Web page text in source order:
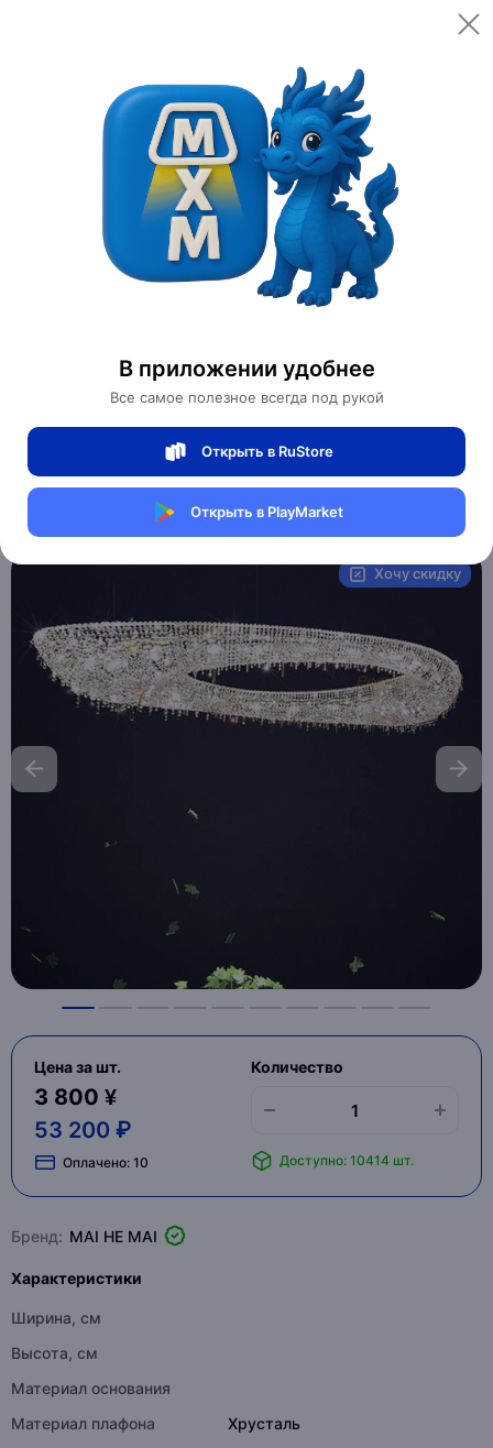
В приложении удобнее
Все самое полезное всегда под рукой
Открыть в RuStore
Открыть в PlayMarket
Открыть
Категории Светильники
Люстры
ZOE 102*40*15 металл, G9.
Магазин Table lamps
MHM_ZOE
Хочу скидку
Цена за шт.
3 800 ¥
53 200 ₽
Оплачено: 10
Количество
Доступно: 10414 шт.
Бренд: MAI HE MAI
Характеристики
Ширина, см
Высота, см
Материал основания
Материал плафона
Хрусталь